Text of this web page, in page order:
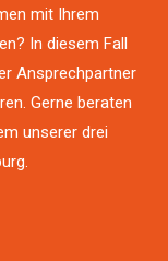
mit Ihrem
In diesem Fall
Ansprechpartner
Gerne beraten
unserer drei